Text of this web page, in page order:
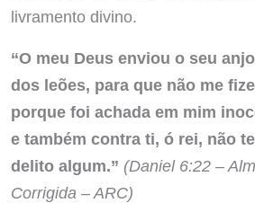
livramento divino.
“O meu Deus enviou o seu
dos leões, para que não me
porque foi achada em mim
e também contra ti, ó rei, não
delito algum.” (Daniel 6:22 –
Corrigida – ARC)